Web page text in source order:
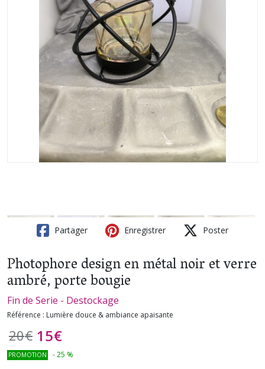
Partager Enregistrer Poster
Photophore design en métal noir et verre
ambré, porte bougie
Fin de Serie - Destockage
Référence : Lumière douce & ambiance apaisante
20€ 15€
PROMOTION -25 %